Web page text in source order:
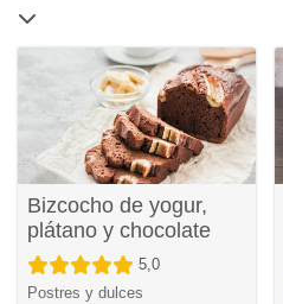
Bizcocho de yogur,
plátano y chocolate
5,0
Postres y dulces